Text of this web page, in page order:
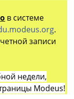
в системе
.
записи
недели,
Modeus!